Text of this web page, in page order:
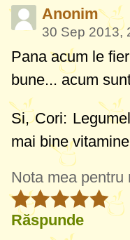
Anonim
30 Sep 2013,
Pana acum le
bune... acum
Si, Cori:
mai bine
Nota mea pentru
Răspunde